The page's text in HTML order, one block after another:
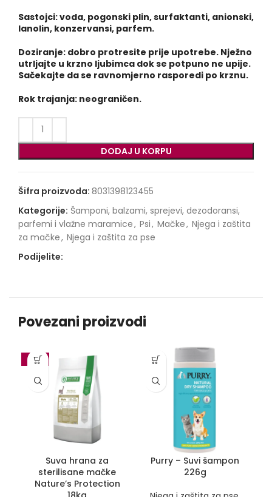
Sastojci: voda, pogonski plin, surfaktanti, anionski,
lanolin, konzervansi, parfem.
Doziranje: dobro protresite prije upotrebe. Nježno
utrljajte u krzno ljubimca dok se potpuno ne upije.
Sačekajte da se ravnomjerno rasporedi po krznu.
Rok trajanja: neograničen.
DODAJ U KORPU
Šifra proizvoda: 8031398123455
Kategorije: Šamponi, balzami, sprejevi, dezodoransi,
parfemi i vlažne maramice, Psi, Mačke, Njega i zaštita
za mačke, Njega i zaštita za pse
Podijelite:
Povezani proizvodi
-10%
Suva hrana za
sterilisane mačke
Nature’s Protection
Purry – Suvi šampon
226g